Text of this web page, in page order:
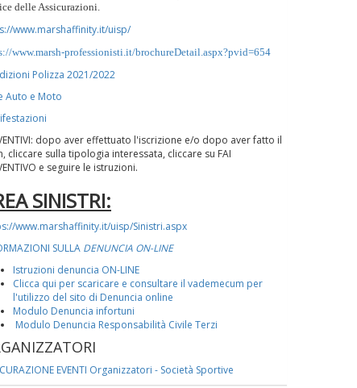
delle Assicurazioni.
www.marshaffinity.it/uisp/
www.marsh-professionisti.it/brochureDetail.aspx?pvid=654
Polizza 2021/2022
Auto e Moto
dopo aver effettuato l'iscrizione e/o dopo aver fatto il
cliccare sulla tipologia interessata, cliccare su FAI
e seguire le istruzioni.
SINISTRI:
www.marshaffinity.it/uisp/Sinistri.aspx
SULLA DENUNCIA ON-LINE
Istruzioni denuncia ON-LINE
Clicca qui per scaricare e consultare il vademecum per
l'utilizzo del sito di Denuncia online
Modulo Denuncia infortuni
Modulo Denuncia Responsabilità Civile Terzi
EVENTI Organizzatori - Società Sportive